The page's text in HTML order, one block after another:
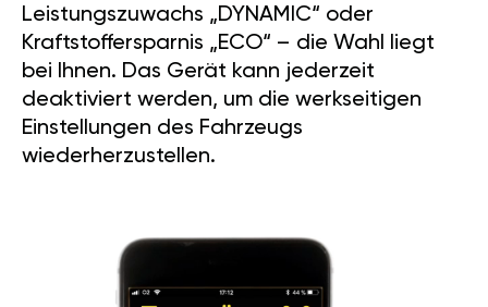
Leistungszuwachs „DYNAMIC“ oder
Kraftstoffersparnis „ECO“ – die Wahl liegt
bei Ihnen. Das Gerät kann jederzeit
deaktiviert werden, um die werkseitigen
Einstellungen des Fahrzeugs
wiederherzustellen.